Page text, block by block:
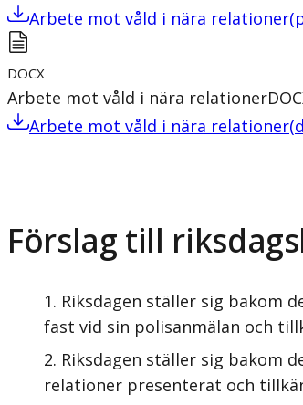
Arbete mot våld i nära relationer(
DOCX
Arbete mot våld i nära relationer
Arbete mot våld i nära relationer(
Förslag till
Riksdagen ställer sig bakom
fast vid sin polisanmälan och
Riksdagen ställer sig bakom
relationer presenterat och